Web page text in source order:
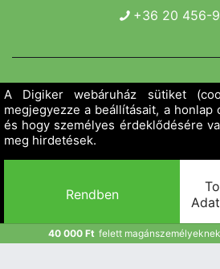
+36 20 456-
Copyright 2019 - 2026.
Minden jog
Powered by
40 000 Ft felett